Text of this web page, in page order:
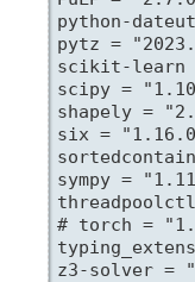
python-
pytz =
scikit-learn
scipy =
shapely =
six =
sympy =
# torch =
z3-solver =